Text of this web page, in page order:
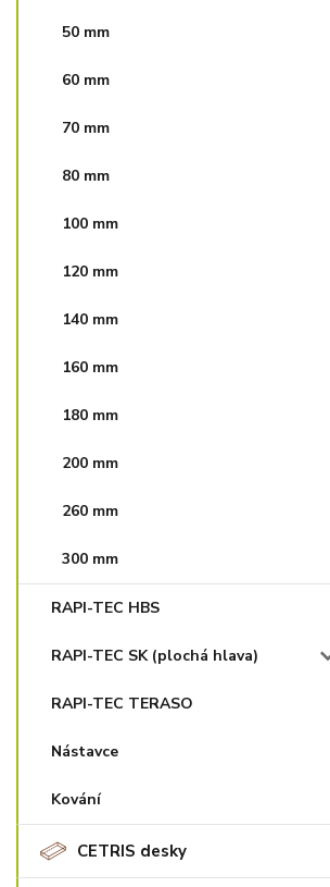
50 mm
60 mm
70 mm
80 mm
100 mm
120 mm
140 mm
160 mm
180 mm
200 mm
260 mm
300 mm
RAPI-TEC HBS
RAPI-TEC SK (plochá hlava)
RAPI-TEC TERASO
Nástavce
Kování
CETRIS desky